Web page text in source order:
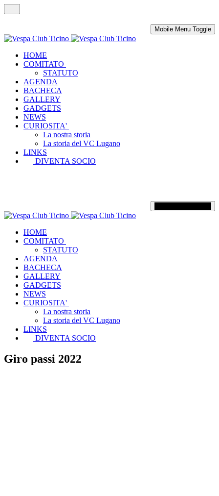
Mobile Menu Toggle
HOME
COMITATO
STATUTO
AGENDA
BACHECA
GALLERY
GADGETS
NEWS
CURIOSITA'
La nostra storia
La storia del VC Lugano
LINKS
DIVENTA SOCIO
HOME
COMITATO
STATUTO
AGENDA
BACHECA
GALLERY
GADGETS
NEWS
CURIOSITA'
La nostra storia
La storia del VC Lugano
LINKS
DIVENTA SOCIO
Giro passi 2022